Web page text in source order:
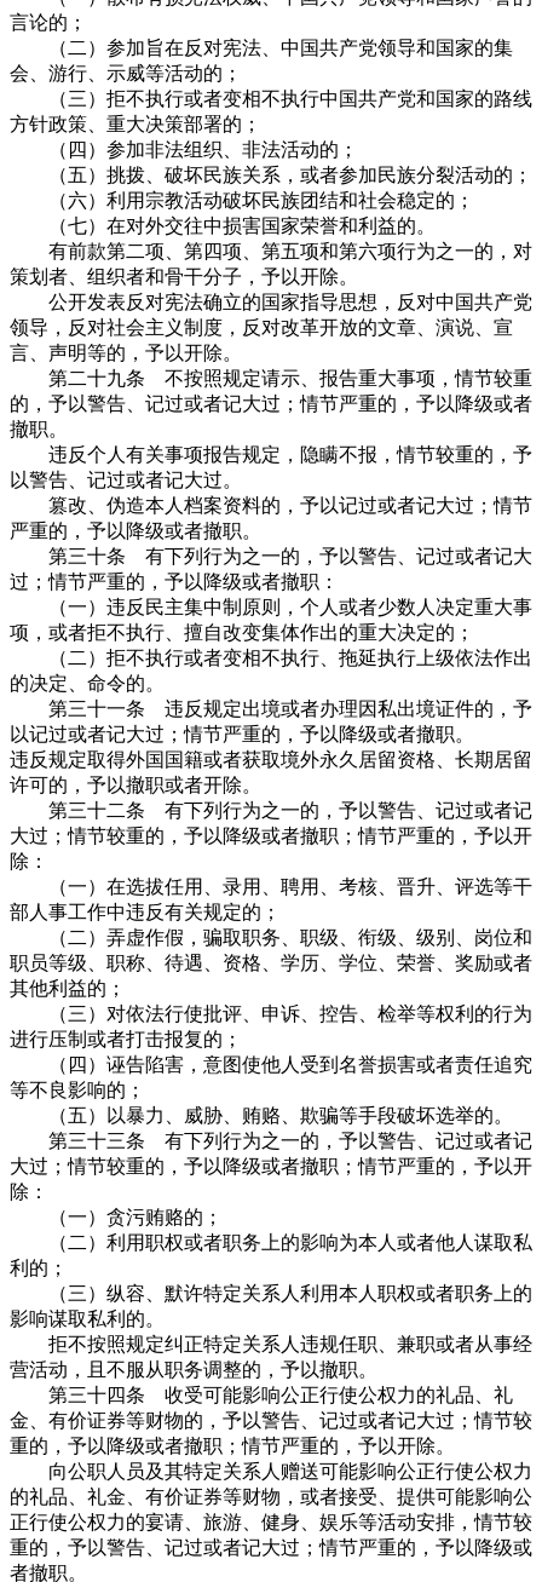
言论的；
（二）参加旨在反对宪法、中国共产党领导和国家的集
会、游行、示威等活动的；
（三）拒不执行或者变相不执行中国共产党和国家的路线
方针政策、重大决策部署的；
（四）参加非法组织、非法活动的；
（五）挑拨、破坏民族关系，或者参加民族分裂活动的；
（六）利用宗教活动破坏民族团结和社会稳定的；
（七）在对外交往中损害国家荣誉和利益的。
有前款第二项、第四项、第五项和第六项行为之一的，对
策划者、组织者和骨干分子，予以开除。
公开发表反对宪法确立的国家指导思想，反对中国共产党
领导，反对社会主义制度，反对改革开放的文章、演说、宣
言、声明等的，予以开除。
第二十九条 不按照规定请示、报告重大事项，情节较重
的，予以警告、记过或者记大过；情节严重的，予以降级或者
撤职。
违反个人有关事项报告规定，隐瞒不报，情节较重的，予
以警告、记过或者记大过。
篡改、伪造本人档案资料的，予以记过或者记大过；情节
严重的，予以降级或者撤职。
第三十条 有下列行为之一的，予以警告、记过或者记大
过；情节严重的，予以降级或者撤职：
（一）违反民主集中制原则，个人或者少数人决定重大事
项，或者拒不执行、擅自改变集体作出的重大决定的；
（二）拒不执行或者变相不执行、拖延执行上级依法作出
的决定、命令的。
第三十一条 违反规定出境或者办理因私出境证件的，予
以记过或者记大过；情节严重的，予以降级或者撤职。
违反规定取得外国国籍或者获取境外永久居留资格、长期居留
许可的，予以撤职或者开除。
第三十二条 有下列行为之一的，予以警告、记过或者记
大过；情节较重的，予以降级或者撤职；情节严重的，予以开
除：
（一）在选拔任用、录用、聘用、考核、晋升、评选等干
部人事工作中违反有关规定的；
（二）弄虚作假，骗取职务、职级、衔级、级别、岗位和
职员等级、职称、待遇、资格、学历、学位、荣誉、奖励或者
其他利益的；
（三）对依法行使批评、申诉、控告、检举等权利的行为
进行压制或者打击报复的；
（四）诬告陷害，意图使他人受到名誉损害或者责任追究
等不良影响的；
（五）以暴力、威胁、贿赂、欺骗等手段破坏选举的。
第三十三条 有下列行为之一的，予以警告、记过或者记
大过；情节较重的，予以降级或者撤职；情节严重的，予以开
除：
（一）贪污贿赂的；
（二）利用职权或者职务上的影响为本人或者他人谋取私
利的；
（三）纵容、默许特定关系人利用本人职权或者职务上的
影响谋取私利的。
拒不按照规定纠正特定关系人违规任职、兼职或者从事经
营活动，且不服从职务调整的，予以撤职。
第三十四条 收受可能影响公正行使公权力的礼品、礼
金、有价证券等财物的，予以警告、记过或者记大过；情节较
重的，予以降级或者撤职；情节严重的，予以开除。
向公职人员及其特定关系人赠送可能影响公正行使公权力
的礼品、礼金、有价证券等财物，或者接受、提供可能影响公
正行使公权力的宴请、旅游、健身、娱乐等活动安排，情节较
重的，予以警告、记过或者记大过；情节严重的，予以降级或
者撤职。